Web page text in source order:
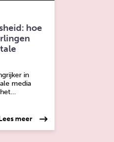
hoe
in
media
meer